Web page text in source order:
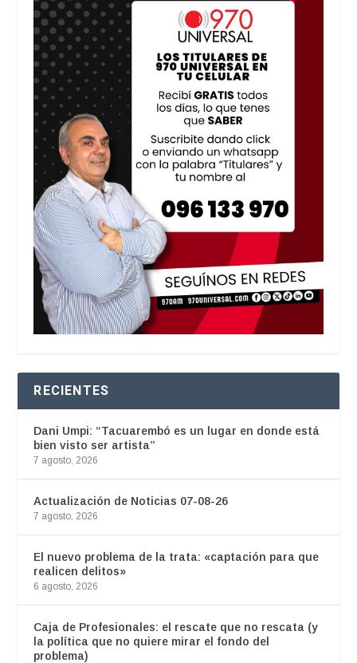
RECIENTES
Dani Umpi: “Tacuarembó es un lugar en donde está
bien visto ser artista”
7 agosto, 2026
Actualización de Noticias 07-08-26
7 agosto, 2026
El nuevo problema de la trata: «captación para que
realicen delitos»
6 agosto, 2026
Caja de Profesionales: el rescate que no rescata (y
la política que no quiere mirar el fondo del
problema)